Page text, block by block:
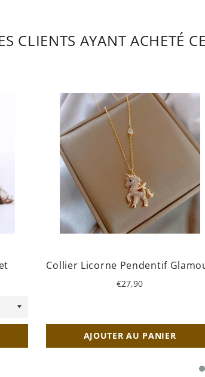
CLIENTS AYANT ACHETÉ
Collier Licorne Pendentif
Prix
€27,90
AJOUTER AU PANIER